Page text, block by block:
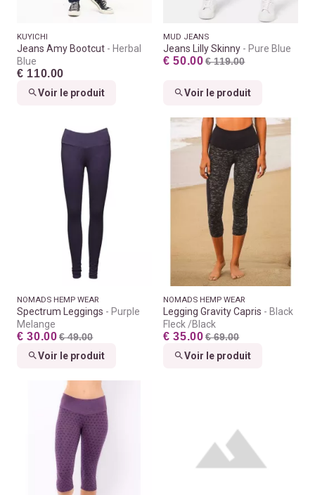
KUYICHI
Jeans Amy Bootcut
Herbal
Blue
€ 110.00
Voir le produit
MUD JEANS
Jeans Lilly Skinny Pure Blue
€ 50.00 € 119.00
Voir le produit
NOMADS HEMP WEAR
Spectrum Leggings
Purple
Melange
€ 30.00 € 49.00
Voir le produit
NOMADS HEMP WEAR
Legging Gravity Capris
Black
Fleck /Black
€ 35.00 € 69.00
Voir le produit